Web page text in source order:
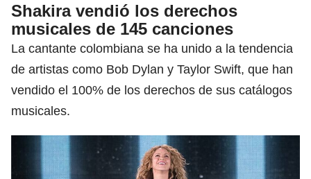
Shakira vendió los derechos
musicales de 145 canciones
La cantante colombiana se ha unido a la tendencia
de artistas como Bob Dylan y Taylor Swift, que han
vendido el 100% de los derechos de sus catálogos
musicales.